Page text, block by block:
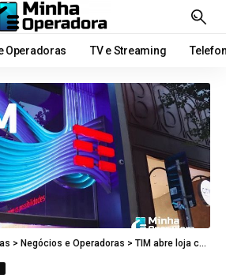
Operadoras TV e Streaming
> Negócios e Operadoras > TIM abre loja conceito em SP com estúdio, games e experiência digital completa